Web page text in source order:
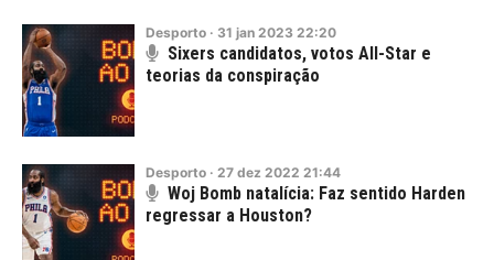
Desporto · 31 jan 2023 22:20
Sixers candidatos, votos All-Star e
teorias da conspiração
Desporto · 27 dez 2022 21:44
Woj Bomb natalícia: Faz sentido Harden
regressar a Houston?